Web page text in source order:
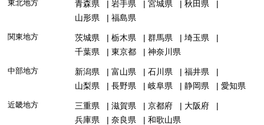
東北地方 青森県 岩手県 宮城県
秋田県
山形県
福島県
関東地方 茨城県 栃木県 群馬県
埼玉県
千葉県
東京都 神奈川県
中部地方 新潟県 富山県 石川県
福井県
山梨県
長野県 岐阜県 静岡県 愛知県
近畿地方 三重県 滋賀県 京都府
大阪府
兵庫県
奈良県 和歌山県